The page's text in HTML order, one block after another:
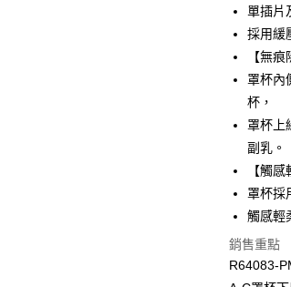
匯豐（
聯邦商
元大商
台新國
台灣樂
全盈+PAY
AFTEE先
相關說明
【關於「
AFTEE
便利好安
１．簡單
２．便利
３．安心
【「
１．於結
ATM付款
運送方式
全家取貨
每筆
單插片
採用緩
【無
罩杯內
杯，
罩杯上
副乳。
【觸
罩杯採
觸感輕
銷售重點
R64083-